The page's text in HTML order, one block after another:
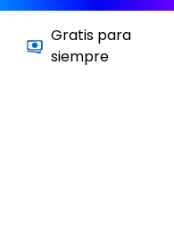
Gratis para
siempre